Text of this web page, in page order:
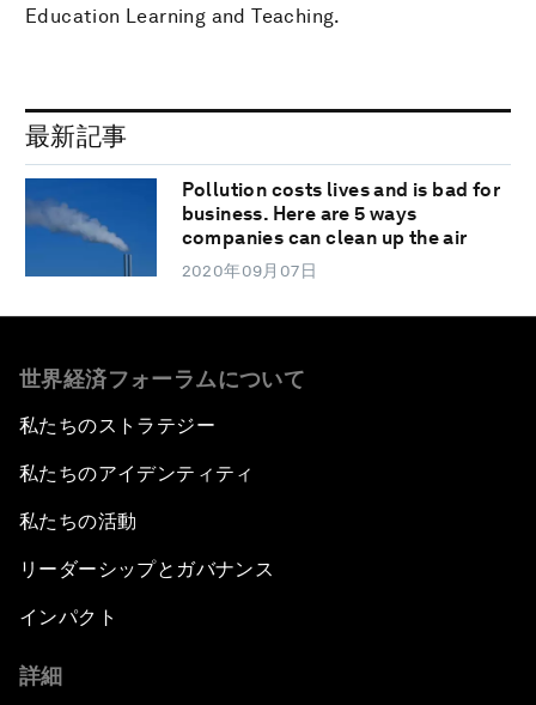
Education Learning and Teaching.
最新記事
Pollution costs lives and is bad for
business. Here are 5 ways
companies can clean up the air
2020年09月07日
世界経済フォーラムについて
私たちのストラテジー
私たちのアイデンティティ
私たちの活動
リーダーシップとガバナンス
インパクト
詳細